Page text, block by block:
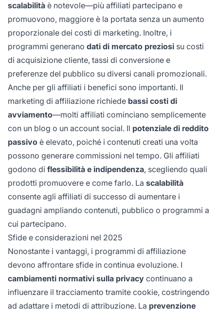
scalabilità è notevole—più affiliati partecipano e
promuovono, maggiore è la portata senza un aumento
proporzionale dei costi di marketing. Inoltre, i
programmi generano dati di mercato preziosi su costi
di acquisizione cliente, tassi di conversione e
preferenze del pubblico su diversi canali promozionali.
Anche per gli affiliati i benefici sono importanti. Il
marketing di affiliazione richiede bassi costi di
avviamento—molti affiliati cominciano semplicemente
con un blog o un account social. Il potenziale di reddito
passivo è elevato, poiché i contenuti creati una volta
possono generare commissioni nel tempo. Gli affiliati
godono di flessibilità e indipendenza, scegliendo quali
prodotti promuovere e come farlo. La scalabilità
consente agli affiliati di successo di aumentare i
guadagni ampliando contenuti, pubblico o programmi a
cui partecipano.
Sfide e considerazioni nel 2025
Nonostante i vantaggi, i programmi di affiliazione
devono affrontare sfide in continua evoluzione. I
cambiamenti normativi sulla privacy continuano a
influenzare il tracciamento tramite cookie, costringendo
ad adattare i metodi di attribuzione. La prevenzione